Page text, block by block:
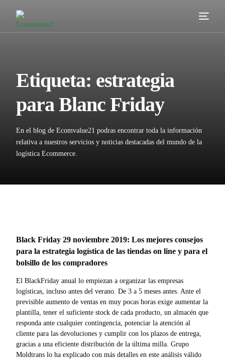
Etiqueta: estrategia
para Blanc Friday
En el blog de Ecomvalue21 podras encontrar toda la información
relativa a nuestros servicios y noticias destacadas del mundo de la
logística Ecommerce.
Black Friday 29 noviembre 2019: Los mejores consejos
para la estrategia logística de las tiendas on line y para el
bolsillo de los compradores
El BlackFriday anual lo empiezan a organizar las empresas
logísticas, incluso antes del verano. De 3 a 5 meses antes. Ante el
previsible aumento de ventas en muy pocas horas exige aumentar la
plantilla, tener el suficiente stock de cada producto, un almacén que
responda ante cualquier contingencia, potenciar la atención al
cliente para las devoluciones y cumplir con los plazos de entrega,
gracias a una eficiente distribución de la última milla. Grupo
Moldtrans lo ha explicado con más detalles en este análisis válido
Valor añadido
Clientes
Blog